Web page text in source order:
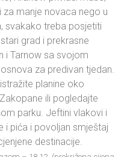
manje novaca nego u
svakako treba posjetiti
grad i prekrasne
i Tarnow sa svojom
za predivan tjedan.
planine oko
ili pogledajte
parku. Jeftini vlakovi i
i pića i povoljan smještaj
destinacije.